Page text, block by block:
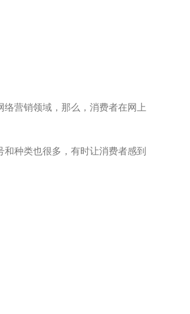
营销领域，那么，消费者在网上
种类也很多，有时让消费者感到